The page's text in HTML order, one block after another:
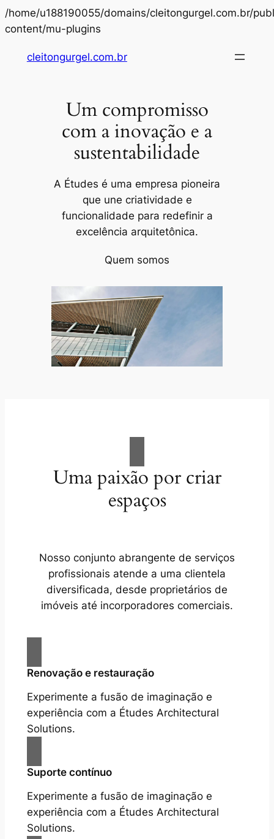
/home/u188190055/domains/cleitongurgel.com.br/
content/mu-plugins
o
cleitongurgel.com.br
Um compromisso
com a inovação e a
sustentabilidade
A Études é uma empresa pioneira
que une criatividade e
funcionalidade para redefinir a
excelência arquitetônica.
Quem somos
Uma paixão por criar
espaços
Nosso conjunto abrangente de serviços
profissionais atende a uma clientela
diversificada, desde proprietários de
imóveis até incorporadores comerciais.
Renovação e restauração
Experimente a fusão de imaginação e
experiência com a Études Architectural
Solutions.
Suporte contínuo
Experimente a fusão de imaginação e
experiência com a Études Architectural
Solutions.